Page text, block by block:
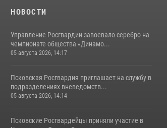
НОВОСТИ
Управление Росгвардии завоевало серебро на
чемпионате общества «Динамо...
05 августа 2026, 14:17
Псковская Росгвардия приглашает на службу в
подразделениях вневедомств...
05 августа 2026, 14:14
Псковские Росгвардейцы приняли участие в